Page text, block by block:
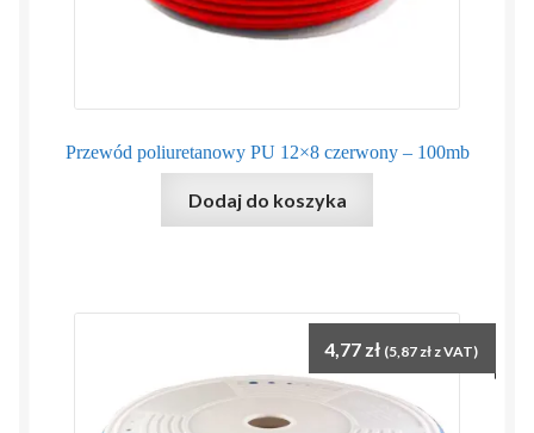
Przewód poliuretanowy PU 12×8 czerwony – 100mb
Dodaj do koszyka
4,77 zł (5,87 zł z VAT)